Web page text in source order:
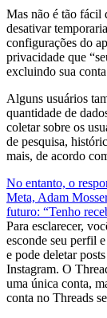
Mas não é tão fácil
desativar
configurações do
privacidade que
excluindo sua
Alguns usuários
quantidade de
coletar sobre os
de pesquisa,
mais, de acordo
No entanto, o
Meta, Adam
futuro: “Tenho
Para esclarecer,
esconde seu perfil
e pode deletar
Instagram. O
uma única conta,
conta no Threads